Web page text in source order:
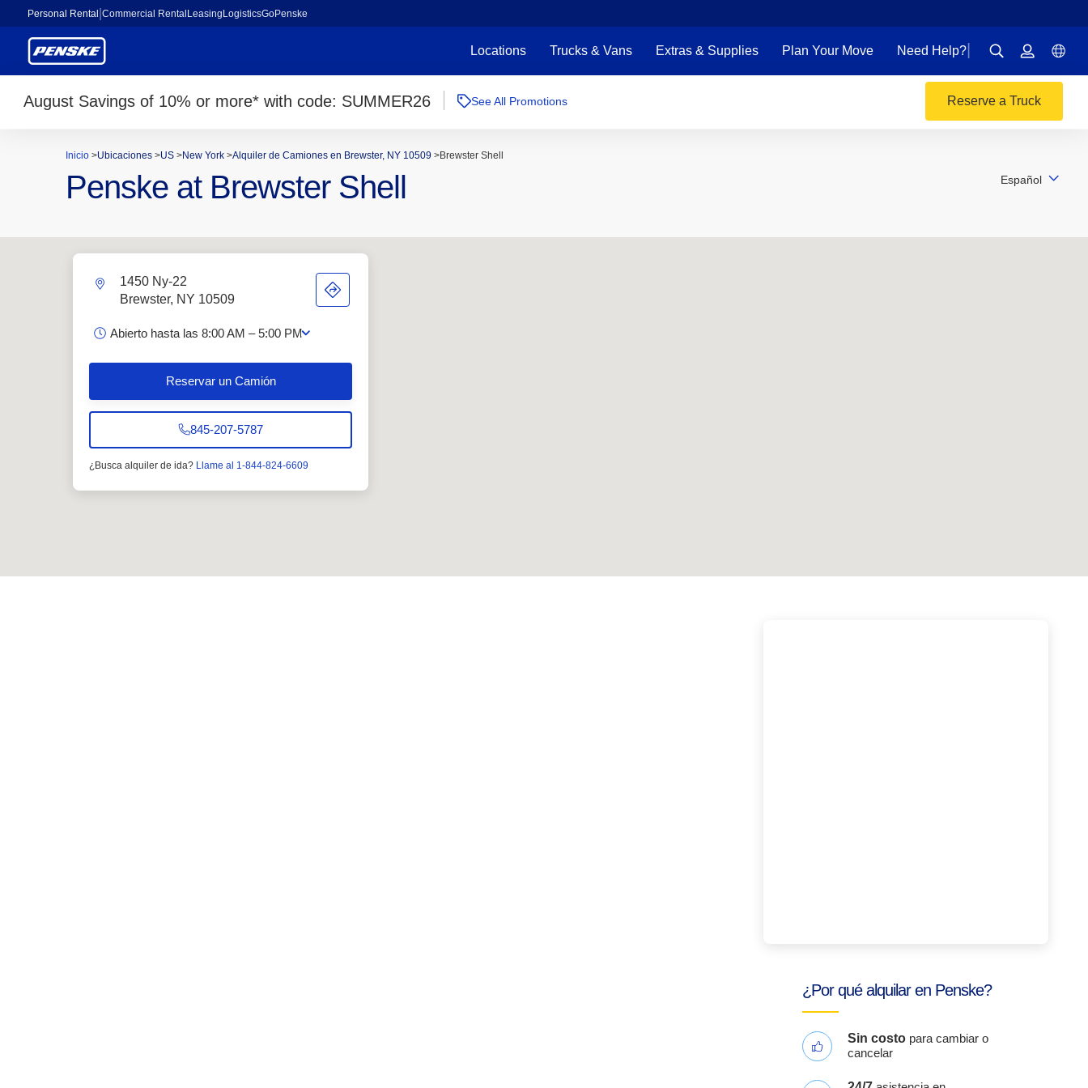
Personal Rental Commercial RentalLeasingLogisticsGoPenske
Locations Trucks & Vans Extras & Supplies Plan Your Move Need Help?
August Savings of 10% or more* with code: SUMMER26 See All Promotions Reserve a Truck
Inicio >Ubicaciones >US >New York >Alquiler de Camiones en Brewster, NY 10509 >Brewster Shell
Penske at Brewster Shell Español
1450 Ny-22
Brewster, NY 10509
Abierto hasta las 8:00 AM – 5:00 PM
Reservar un Camión
845-207-5787
¿Busca alquiler de ida? Llame al 1-844-824-6609
¿Por qué alquilar en Penske?
Sin costo para cambiar o
cancelar